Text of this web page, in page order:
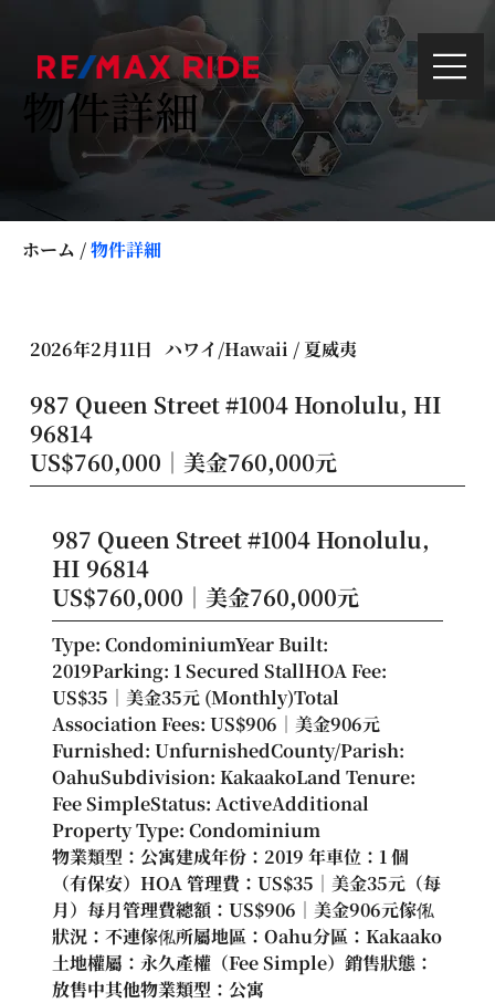
物件詳細
2026年2月11日 ハワイ/Hawaii / 夏威夷
987 Queen Street #1004 Honolulu, HI
96814
US$760,000｜美金760,000元
987 Queen Street #1004 Honolulu,
HI 96814
US$760,000｜美金760,000元
Type: CondominiumYear Built:
2019Parking: 1 Secured StallHOA Fee:
US$35｜美金35元 (Monthly)Total
Association Fees: US$906｜美金906元
Furnished: UnfurnishedCounty/Parish:
OahuSubdivision: KakaakoLand Tenure:
Fee SimpleStatus: ActiveAdditional
Property Type: Condominium
物業類型：公寓建成年份：2019 年車位：1 個
（有保安）HOA 管理費：US$35｜美金35元（每
月）每月管理費總額：US$906｜美金906元傢俬
狀況：不連傢俬所屬地區：Oahu分區：Kakaako
土地權屬：永久產權（Fee Simple）銷售狀態：
放售中其他物業類型：公寓
ホーム /物件詳細